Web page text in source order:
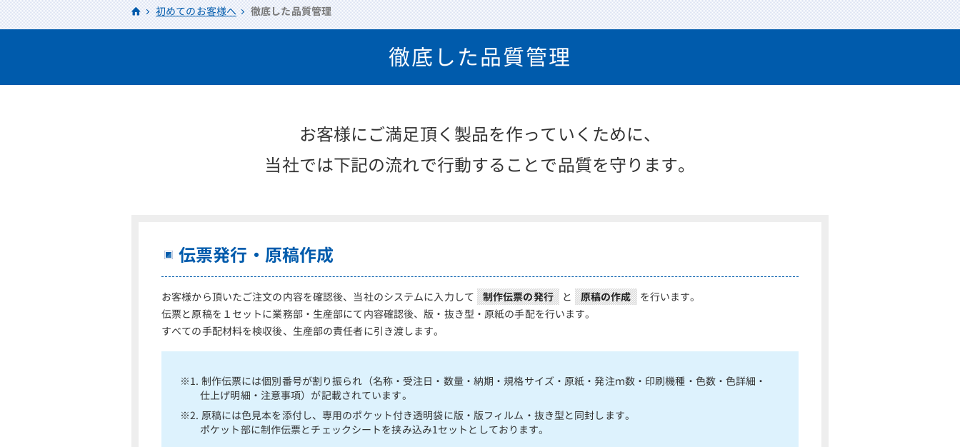
HOME初めてのお客様へ 徹底した品質管理
徹底した品質管理
お客様にご満足頂く製品を作っていくために、
当社では下記の流れで行動することで品質を守ります。
伝票発行・原稿作成
お客様から頂いたご注文の内容を確認後、当社のシステムに入力して 制作伝票の発行 と 原稿の作成
を行います。
伝票と原稿を１セットに業務部・生産部にて内容確認後、版・抜き型・原紙の手配を行います。
すべての手配材料を検収後、生産部の責任者に引き渡します。
※1. 制作伝票には個別番号が割り振られ（名称・受注日・数量・納期・規格サイズ・原紙・発注ｍ数・印刷機種・色数・色詳細・
仕上げ明細・注意事項）が記載されています。
※2. 原稿には色見本を添付し、専用のポケット付き透明袋に版・版フィルム・抜き型と同封します。
ポケット部に制作伝票とチェックシートを挟み込み1セットとしております。